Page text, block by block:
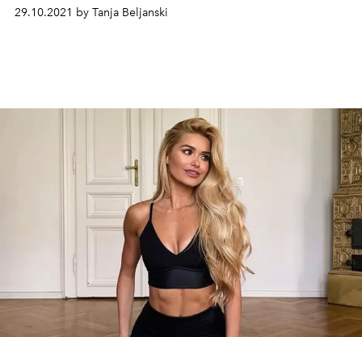
29.10.2021 by Tanja Beljanski